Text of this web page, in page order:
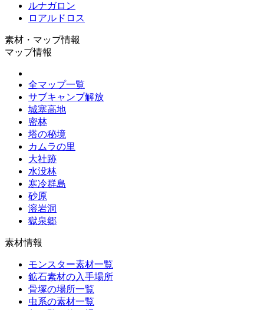
ルナガロン
ロアルドロス
素材・マップ情報
マップ情報
全マップ一覧
サブキャンプ解放
城塞高地
密林
塔の秘境
カムラの里
大社跡
水没林
寒冷群島
砂原
溶岩洞
獄泉郷
素材情報
モンスター素材一覧
鉱石素材の入手場所
骨塚の場所一覧
虫系の素材一覧